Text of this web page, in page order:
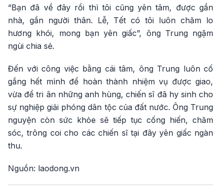
“Bạn đã về đây rồi thì tôi cũng yên tâm, được gần
nhà, gần người thân. Lễ, Tết có tôi luôn chăm lo
hương khói, mong bạn yên giấc”, ông Trung ngậm
ngùi chia sẻ.
Đến với công việc bằng cái tâm, ông Trung luôn cố
gắng hết mình để hoàn thành nhiệm vụ được giao,
vừa để tri ân những anh hùng, chiến sĩ đã hy sinh cho
sự nghiệp giải phóng dân tộc của đất nước. Ông Trung
nguyện còn sức khỏe sẽ tiếp tục cống hiến, chăm
sóc, trông coi cho các chiến sĩ tại đây yên giấc ngàn
thu.
Nguồn: laodong.vn